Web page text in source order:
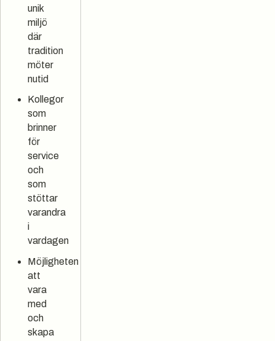
unik
miljö
där
tradition
möter
nutid
Kollegor
som
brinner
för
service
och
som
stöttar
varandra
i
vardagen
Möjligheten
att
vara
med
och
skapa